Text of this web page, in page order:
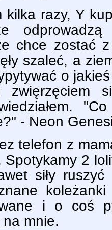
kilka razy, Y
że
chce zostać
szaleć, a
o
- Neon
telefon z
Spotykamy 2
siły ruszyć
i o coś
mnie.